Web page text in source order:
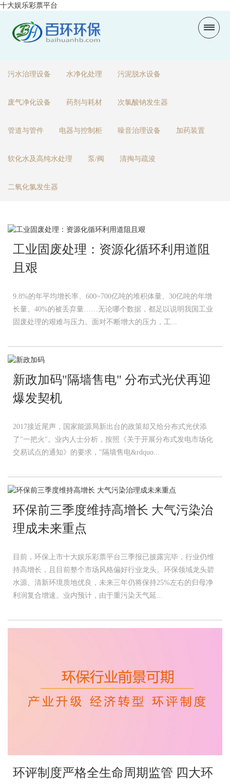
十大娱乐彩票平台
污水治理设备 水净化处理 污泥脱水设备
废气净化设备 药剂与耗材 次氯酸钠发生器
管道与管件 电器与控制柜 噪音治理设备 加药装置
软化水及高纯水处理 泵/阀 清掏与疏浚
二氧化氯发生器
工业固废处理：资源化循环利用道阻
且艰
9.8%的年平均增长率、600~700亿吨的堆积体量、30亿吨的年增
长量、40%的被丢弃量……无论哪个数据，都足以说明我国工业
固废处理的艰难与压力。面对不断增大的压力，工...
新政加码"隔墙售电" 分布式光伏再迎
爆发契机
2017接近尾声，国家能源局新出台的政策却又给分布式光伏添
了"一把火"。业内人士分析，按照《关于开展分布式发电市场化
交易试点的通知》的要求，"隔墙售电&rdquo...
环保前三季度维持高增长 大气污染治
理成未来重点
目前，环保上市十大娱乐彩票平台三季报已披露完毕，行业仍维
持高增长，且目前整个市场风格偏好行业龙头。环保领域龙头碧
水源、清新环境质地优良，未来三年仍将保持25%左右的归母净
利润复合增速。业内预计，由于重污染天气延...
环评制度严格全生命周期监管 四大环